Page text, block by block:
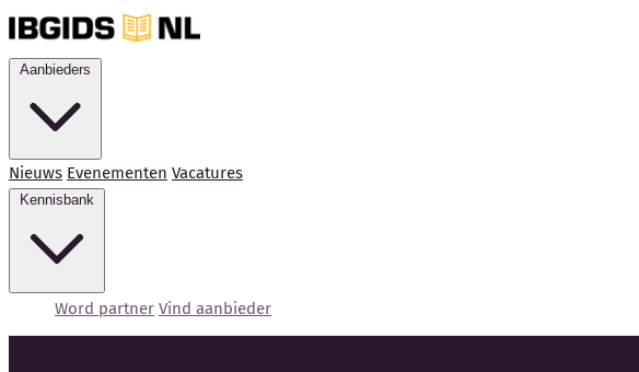
Nieuws Evenementen Vacatures
Word partner Vind aanbieder